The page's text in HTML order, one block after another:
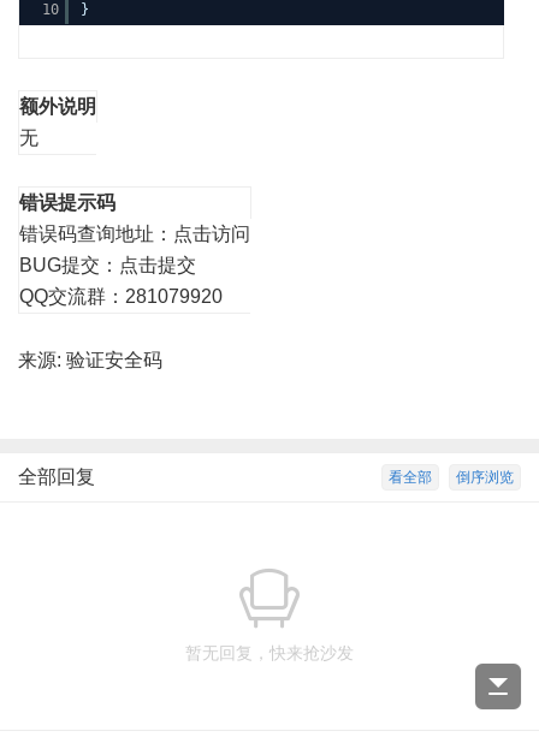
10
}
额外说明
无
错误提示码
错误码查询地址： 点击访问
BUG提交： 点击提交
QQ交流群：281079920
来源: 验证安全码
倒序浏览
看全部
全部回复
暂无回复，快来抢沙发